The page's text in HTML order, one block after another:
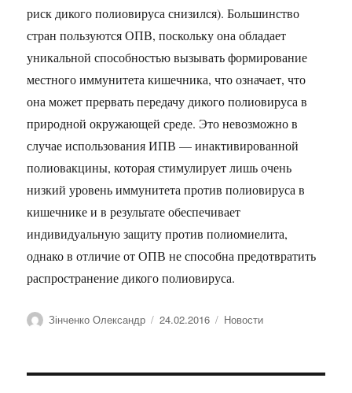
риск дикого полиовируса снизился). Большинство
стран пользуются ОПВ, поскольку она обладает
уникальной способностью вызывать формирование
местного иммунитета кишечника, что означает, что
она может прервать передачу дикого полиовируса в
природной окружающей среде. Это невозможно в
случае использования ИПВ — инактивированной
полиовакцины, которая стимулирует лишь очень
низкий уровень иммунитета против полиовируса в
кишечнике и в результате обеспечивает
индивидуальную защиту против полиомиелита,
однако в отличие от ОПВ не способна предотвратить
распространение дикого полиовируса.
Автор
Зінченко Олександр Оприлюднено
24.02.2016 Категорії
Новости